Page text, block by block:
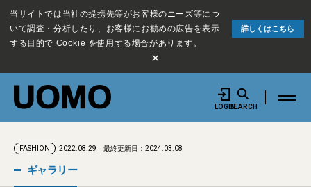
当サイトでは当社の提携先等がお客様のニーズ等につ
いて調査・分析したり、お客様にお勧めの広告を表示
する目的で Cookie を使用する場合があります。
詳しくはこちら
×
LOGINSEARCH
FASHION 2022.08.29 最終更新日：2024.03.08
ギャラリー